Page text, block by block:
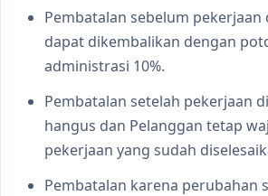
Pembatalan sebelum pekerjaan
dapat dikembalikan dengan
administrasi 10%.
Pembatalan setelah pekerjaan
hangus dan Pelanggan tetap
pekerjaan yang sudah
Pembatalan karena perubahan